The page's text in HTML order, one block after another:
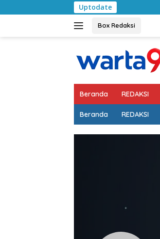
ke
Uptodate
Box Redaksi
Beranda REDAKSI
Beranda REDAKSI